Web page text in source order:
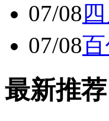
07/08
07/08
最新推荐